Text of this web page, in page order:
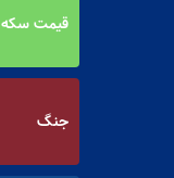
قیمت سکه
جنگ